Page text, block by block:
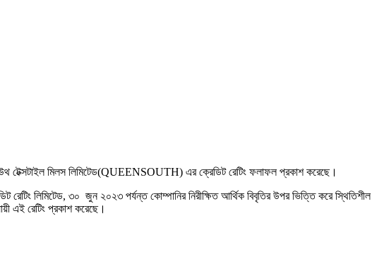
টেক্সটাইল মিলস লিমিটেড(QUEENSOUTH) এর ক্রেডিট রেটিং ফলাফল প্রকাশ করেছে।
লিমিটেড, ৩০ জুন ২০২৩ পর্যন্ত কোম্পানির নিরীক্ষিত আর্থিক বিবৃতির উপর ভিত্তি করে স্থিতিশীল
এই রেটিং প্রকাশ করেছে।